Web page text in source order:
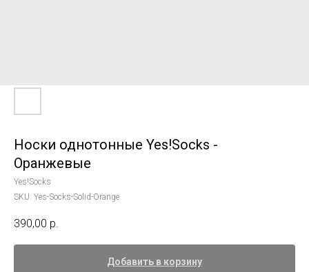
Носки однотонные Yes!Socks -
Оранжевые
Yes!Socks
SKU: Yes-Socks-Solid-Orange
390,00 р.
Добавить в корзину